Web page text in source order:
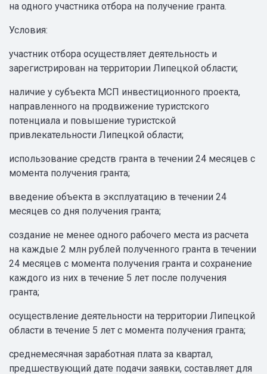
на одного участника отбора на получение гранта.
Условия:
участник отбора осуществляет деятельность и
зарегистрирован на территории Липецкой области;
наличие у субъекта МСП инвестиционного проекта,
направленного на продвижение туристского
потенциала и повышение туристской
привлекательности Липецкой области;
использование средств гранта в течении 24 месяцев с
момента получения гранта;
введение объекта в эксплуатацию в течении 24
месяцев со дня получения гранта;
создание не менее одного рабочего места из расчета
на каждые 2 млн рублей полученного гранта в течении
24 месяцев с момента получения гранта и сохранение
каждого из них в течение 5 лет после получения
гранта;
осуществление деятельности на территории Липецкой
области в течение 5 лет с момента получения гранта;
среднемесячная заработная плата за квартал,
предшествующий дате подачи заявки, составляет для